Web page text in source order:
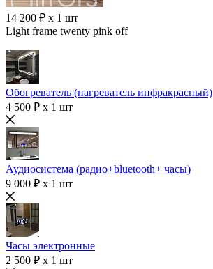
14 200 ₽ x 1 шт
Light frame twenty pink off
Обогреватель (нагреватель инфракрасный)
4 500 ₽ x 1 шт
Аудиосистема (радио+bluetooth+ часы)
9 000 ₽ x 1 шт
Часы электронные
2 500 ₽ x 1 шт